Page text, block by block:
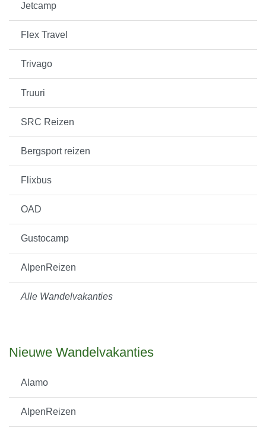
Jetcamp
Flex Travel
Trivago
Truuri
SRC Reizen
Bergsport reizen
Flixbus
OAD
Gustocamp
AlpenReizen
Alle Wandelvakanties
Nieuwe Wandelvakanties
Alamo
AlpenReizen